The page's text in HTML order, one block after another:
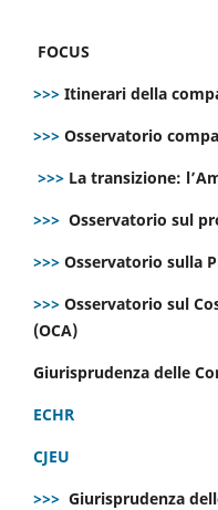
FOCUS
>>> Itinerari della
>>> Osservatorio
>>> La transizione:
>>> Osservatorio sul
>>> Osservatorio sulla
>>> Osservatorio sul
(OCA)
Giurisprudenza delle
ECHR
CJEU
>>> Giurisprudenza